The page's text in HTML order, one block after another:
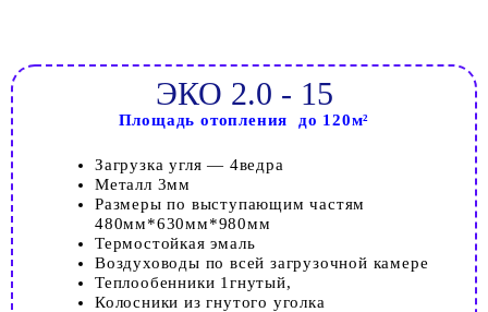
ЭКО 2.0 - 15
Площадь отопления до 120м²
Загрузка угля — 4ведра
Металл 3мм
Размеры по выступающим частям
480мм*630мм*980мм
Термостойкая эмаль
Воздуховоды по всей загрузочной камере
Теплообенники 1гнутый,
Колосники из гнутого уголка